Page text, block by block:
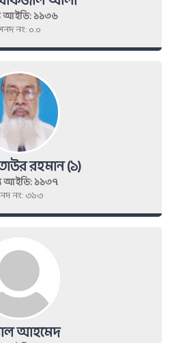
আইডি: ১১৩৬
নং: ০.০
রহমান (১)
আইডি: ১১৩৭
নং: ৩১৩
আহমেদ